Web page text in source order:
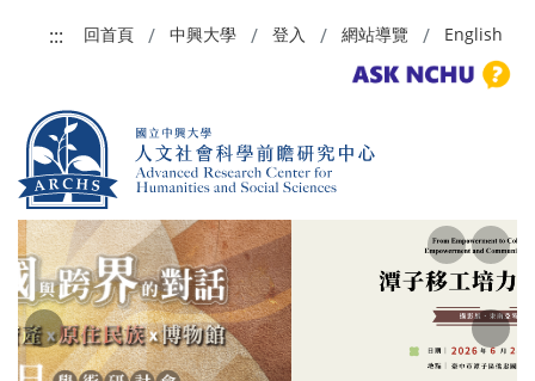
:::
回首頁 中興大學 登入 網站導覽 English
Previous Next